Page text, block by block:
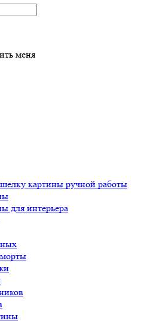
меня
картины ручной работы
для интерьера